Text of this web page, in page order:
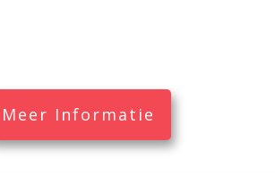
Meer Informatie